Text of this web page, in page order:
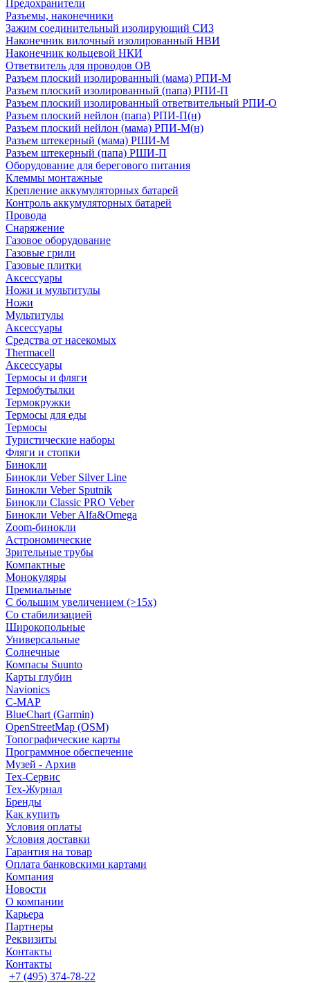
Предохранители
Разъемы, наконечники
Зажим соединительный изолирующий СИЗ
Наконечник вилочный изолированный НВИ
Наконечник кольцевой НКИ
Ответвитель для проводов ОВ
Разъем плоский изолированный (мама) РПИ-М
Разъем плоский изолированный (папа) РПИ-П
Разъем плоский изолированный ответвительный РПИ-О
Разъем плоский нейлон (папа) РПИ-П(н)
Разъем плоский нейлон (мама) РПИ-М(н)
Разъем штекерный (мама) РШИ-М
Разъем штекерный (папа) РШИ-П
Оборудование для берегового питания
Клеммы монтажные
Крепление аккумуляторных батарей
Контроль аккумуляторных батарей
Провода
Снаряжение
Газовое оборудование
Газовые грили
Газовые плитки
Аксессуары
Ножи и мультитулы
Ножи
Мультитулы
Аксессуары
Средства от насекомых
Thermacell
Аксессуары
Термосы и фляги
Термобутылки
Термокружки
Термосы для еды
Термосы
Туристические наборы
Фляги и стопки
Бинокли
Бинокли Veber Silver Line
Бинокли Veber Sputnik
Бинокли Classic PRO Veber
Бинокли Veber Alfa&Omega
Zoom-бинокли
Астрономические
Зрительные трубы
Компактные
Монокуляры
Премиальные
С большим увеличением (>15x)
Со стабилизацией
Широкопольные
Универсальные
Солнечные
Компасы Suunto
Карты глубин
Navionics
C-MAP
BlueChart (Garmin)
OpenStreetMap (OSM)
Топографические карты
Программное обеспечение
Музей - Архив
Tex-Сервис
Тех-Журнал
Бренды
Как купить
Условия оплаты
Условия доставки
Гарантия на товар
Оплата банковскими картами
Компания
Новости
О компании
Карьера
Партнеры
Реквизиты
Контакты
Контакты
+7 (495) 374-78-22